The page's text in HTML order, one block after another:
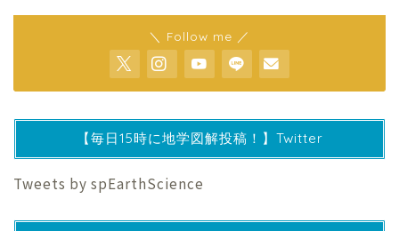
＼ Follow me ／
【毎日15時に地学図解投稿！】Twitter
Tweets by spEarthScience